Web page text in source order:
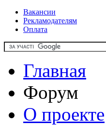
Вакансии
Рекламодателям
Оплата
Главная
Форум
О проекте